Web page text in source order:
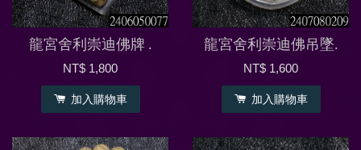
龍宮舍利崇迪佛牌 .
NT$ 1,800
加入購物車
龍宮舍利崇迪佛吊墜.
NT$ 1,600
加入購物車